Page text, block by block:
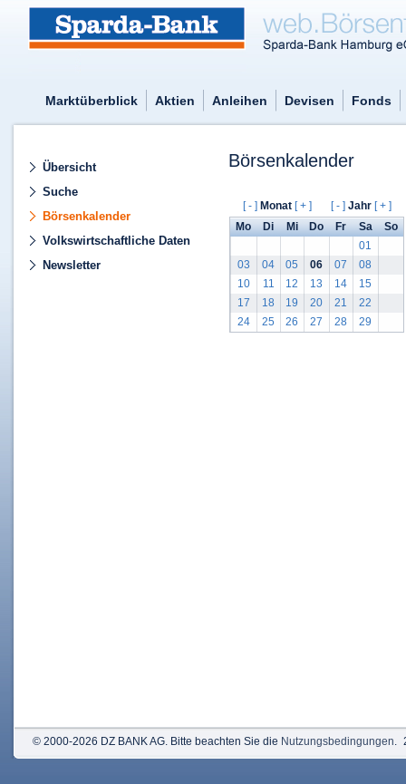
Marktüberblick Aktien Anleihen Devisen Fonds
Übersicht
Suche
Börsenkalender
Volkswirtschaftliche Daten
Newsletter
Börsenkalender
[ - ] Monat [ + ] [ - ] Jahr [ + ]
Mo
Di Mi Do Fr Sa
So
01
03
04 05 06 07
08
10
11 12 13 14
15
17
18 19 20 21
22
24
25 26 27 28 29
© 2000-2026 DZ BANK AG. Bitte beachten Sie die Nutzungsbedingungen.